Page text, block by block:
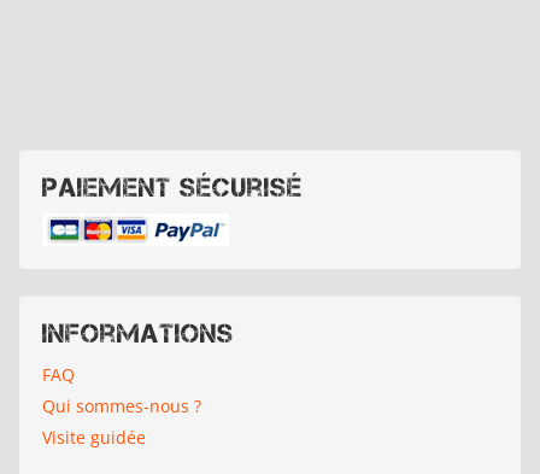
Paiement sécurisé
Informations
FAQ
Qui sommes-nous ?
Visite guidée